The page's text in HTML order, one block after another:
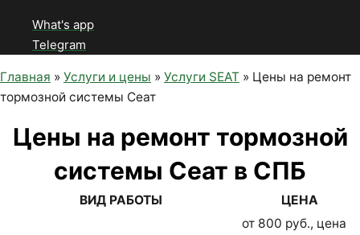
What's app
Telegram
Главная » Услуги и цены » Услуги SEAT » Цены на ремонт
тормозной системы Сеат
Цены на ремонт тормозной
системы Сеат в СПБ
ВИД РАБОТЫ
ЦЕНА
от 800 руб., цена